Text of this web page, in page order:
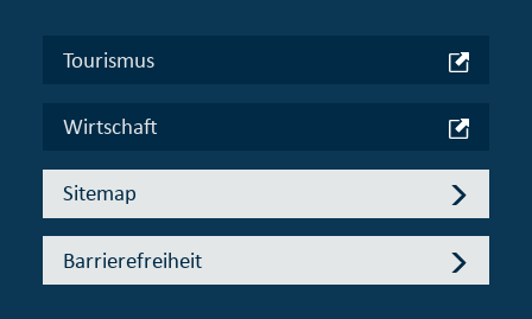
Tourismus
Wirtschaft
Sitemap
Barrierefreiheit